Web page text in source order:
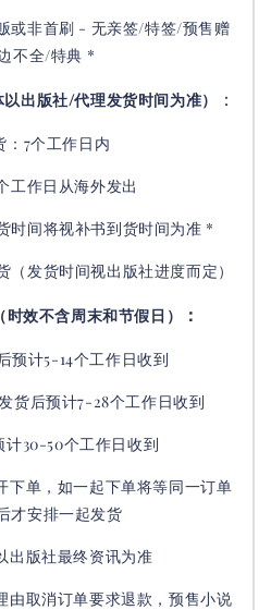
或非首刷 - 无亲签/特签/预售赠
不全/特典 *
以出版社/代理发货时间为准） ：
：7个工作日内
工作日从海外发出
时间将视补书到货时间为准 *
（发货时间视出版社进度而定）
（时效不含周末和节假日） ：
预计5-14个工作日收到
货后预计7-28个工作日收到
计30-50个工作日收到
下单，如一起下单将等同一订单
才安排一起发货
出版社最终资讯为准
由取消订单要求退款，预售小说